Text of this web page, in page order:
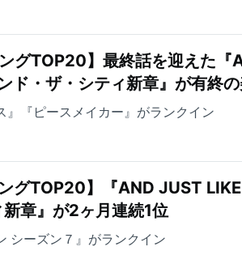
グTOP20】最終話を迎えた
ド・ザ・シティ新章』が有終
』『ピースメイカー』がランクイン
ングTOP20】『AND JUST
章』が2ヶ月連続1位
シーズン７』がランクイン